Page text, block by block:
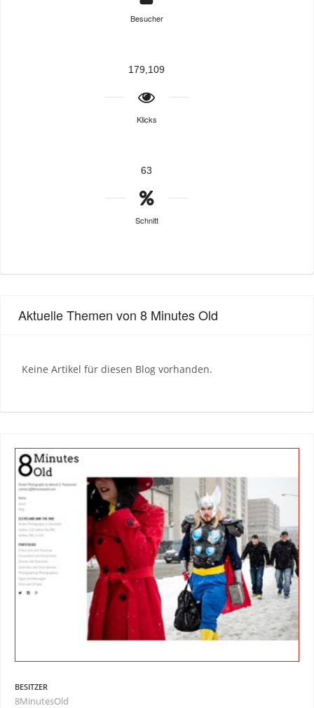
Besucher
179,109
Klicks
63
Schnitt
Aktuelle Themen von 8 Minutes Old
Keine Artikel für diesen Blog vorhanden.
BESITZER
8MinutesOld